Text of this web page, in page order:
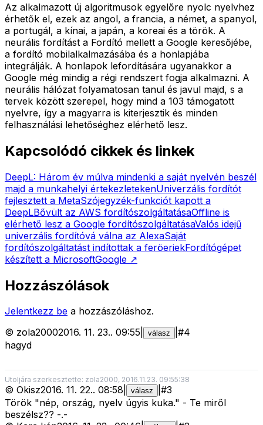
Az alkalmazott új algoritmusok egyelőre nyolc nyelvhez
érhetők el, ezek az angol, a francia, a német, a spanyol,
a portugál, a kínai, a japán, a koreai és a török. A
neurális fordítást a Fordító mellett a Google keresőjébe,
a fordító mobilalkalmazásába és a honlapjába
integrálják. A honlapok lefordítására ugyanakkor a
Google még mindig a régi rendszert fogja alkalmazni. A
neurális hálózat folyamatosan tanul és javul majd, s a
tervek között szerepel, hogy mind a 103 támogatott
nyelvre, így a magyarra is kiterjesztik és minden
felhasználási lehetőséghez elérhető lesz.
Kapcsolódó cikkek és linkek
DeepL: Három év múlva mindenki a saját nyelvén beszél
majd a munkahelyi értekezletekenUniverzális fordítót
fejlesztett a MetaSzójegyzék-funkciót kapott a
DeepLBővült az AWS fordítószolgáltatásaOffline is
elérhető lesz a Google fordítószolgáltatásaValós idejű
univerzális fordítóvá válna az AlexaSaját
fordítószolgáltatást indítottak a feröeriekFordítógépet
készített a MicrosoftGoogle ↗
Hozzászólások
Jelentkezz be a hozzászóláshoz.
© zola20002016. 11. 23.. 09:55 válasz #4
hagyd
Utoljára szerkesztette: zola2000, 2016.11.23. 09:55:38
© Okisz2016. 11. 22.. 08:58 válasz #3
Török "nép, ország, nyelv úgyis kuka." - Te miről
beszélsz?? -.-